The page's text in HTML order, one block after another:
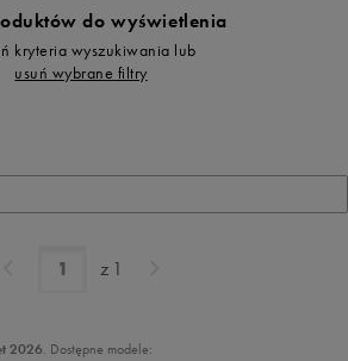
do wyświetlenia
kryteria wyszukiwania lub
usuń wybrane filtry
z 1
2026. Dostępne modele: